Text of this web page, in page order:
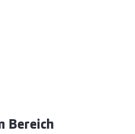
Bereich